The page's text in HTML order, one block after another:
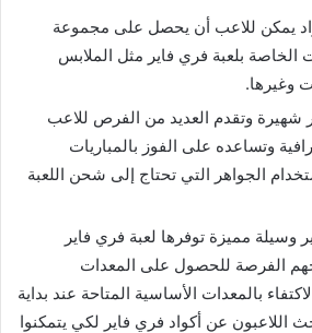
يمكن للاعب أن يحصل على مجموعة
الخاصة بلعبة فري فاير مثل الملابس
وغيرها.
شهيرة وتقدم العديد من الفرص للاعب
وتساعده على الفوز بالمباريات
الجواهر التي تحتاج إلى شحن اللعبة
وسيلة مميزة توفرها لعبة فري فاير
الفرصة للحصول على المعدات
بالمعدات الأساسية المتاحة عند بداية
اللاعبون عن أكواد فري فاير لكي يتمكنوا